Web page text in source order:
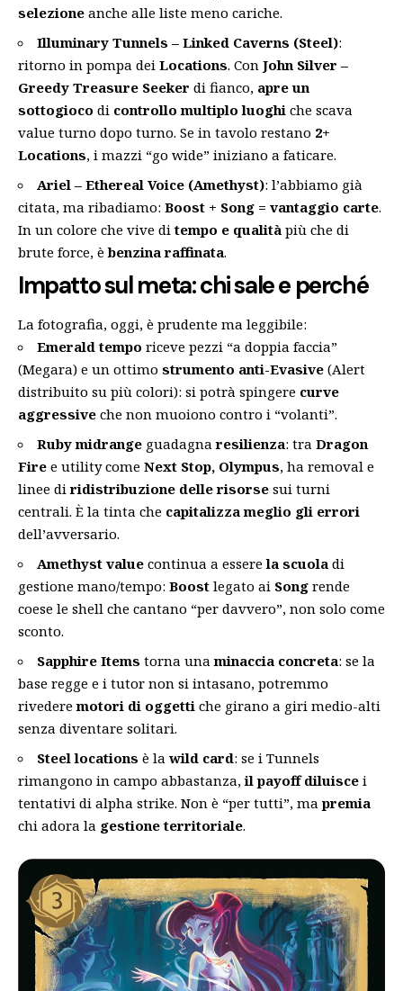
selezione anche alle liste meno cariche.
Illuminary Tunnels – Linked Caverns (Steel):
ritorno in pompa dei Locations. Con John Silver –
Greedy Treasure Seeker di fianco, apre un
sottogioco di controllo multiplo luoghi che scava
value turno dopo turno. Se in tavolo restano 2+
Locations, i mazzi “go wide” iniziano a faticare.
Ariel – Ethereal Voice (Amethyst): l’abbiamo già
citata, ma ribadiamo: Boost + Song = vantaggio carte.
In un colore che vive ditempo e qualità più che di
brute force, èbenzina raffinata.
Impatto sul meta: chi sale e perché
La fotografia, oggi, è prudente ma leggibile:
Emerald tempo riceve pezzi “a doppia faccia”
(Megara) e un ottimo strumento anti-Evasive (Alert
distribuito su più colori): si potrà spingere curve
aggressive che non muoiono contro i “volanti”.
Ruby midrange guadagnaresilienza: tra Dragon
Fire e utility come Next Stop, Olympus, ha removal e
linee diridistribuzione delle risorse sui turni
centrali. È la tinta che capitalizza meglio gli errori
dell’avversario.
Amethyst value continua a esserela scuola di
gestione mano/tempo: Boost legato ai Song rende
coese le shell che cantano “per davvero”, non solo come
sconto.
Sapphire Items torna unaminaccia concreta: se la
base regge e i tutor non si intasano, potremmo
rivederemotori di oggetti che girano a giri medio-alti
senza diventare solitari.
Steel locations è la wild card: se i Tunnels
rimangono in campo abbastanza,il payoff diluisce i
tentativi di alpha strike. Non è “per tutti”, mapremia
chi adora la gestione territoriale.